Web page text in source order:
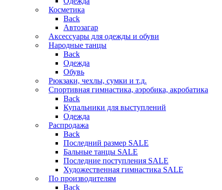
Косметика
Back
Автозагар
Аксессуары для одежды и обуви
Народные танцы
Back
Одежда
Обувь
Рюкзаки, чехлы, сумки и т.д.
Спортивная гимнастика, аэробика, акробатика
Back
Купальники для выступлений
Одежда
Распродажа
Back
Последний размер SALE
Бальные танцы SALE
Последние поступления SALE
Художественная гимнастика SALE
По производителям
Back